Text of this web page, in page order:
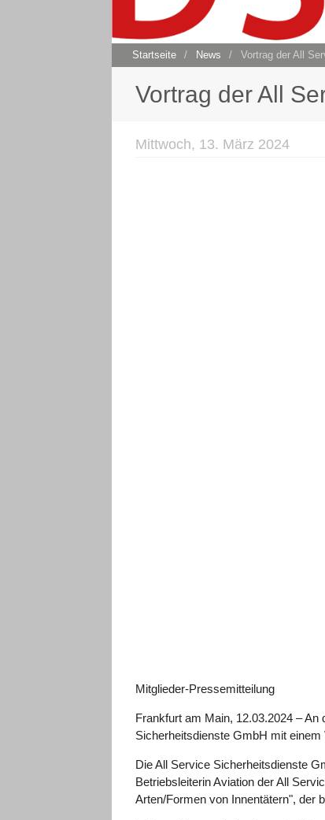
Startseite / News / Vortrag der All
Vortrag der All
Mittwoch, 13. März 2024
Mitglieder-Pressemitteilung
Frankfurt am Main, 12.03.2024 –
Sicherheitsdienste GmbH mit
Die All Service Sicherheitsdienste
Betriebsleiterin Aviation der All
Arten/Formen von Innentätern", der